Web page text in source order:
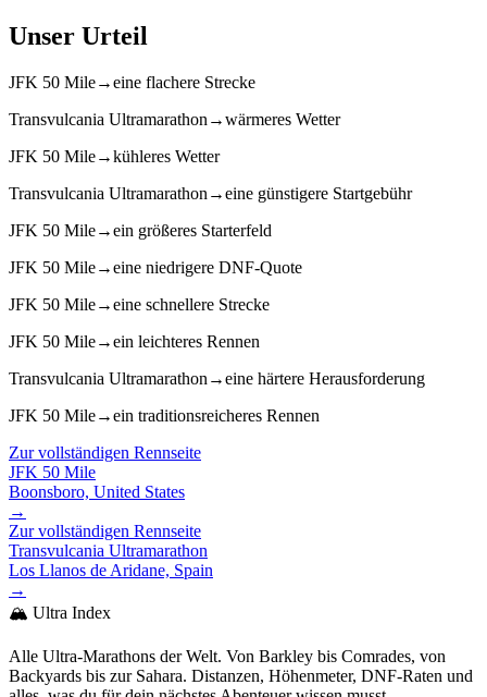
Unser Urteil
JFK 50 Mile→eine flachere Strecke
Transvulcania Ultramarathon →wärmeres Wetter
JFK 50 Mile→kühleres Wetter
Transvulcania Ultramarathon →eine günstigere Startgebühr
JFK 50 Mile→ein größeres Starterfeld
JFK 50 Mile→eine niedrigere DNF-Quote
JFK 50 Mile→eine schnellere Strecke
JFK 50 Mile→ein leichteres Rennen
Transvulcania Ultramarathon →eine härtere Herausforderung
JFK 50 Mile→ein traditionsreicheres Rennen
Zur vollständigen Rennseite
JFK 50 Mile
Boonsboro, United States
→
Zur vollständigen Rennseite
Transvulcania Ultramarathon
Los Llanos de Aridane, Spain
→
🏔️ Ultra Index
Alle Ultra-Marathons der Welt. Von Barkley bis Comrades, von
Backyards bis zur Sahara. Distanzen, Höhenmeter, DNF-Raten und